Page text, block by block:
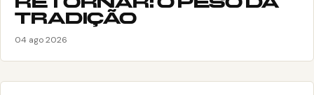
TRADIÇÃO
04 ago 2026